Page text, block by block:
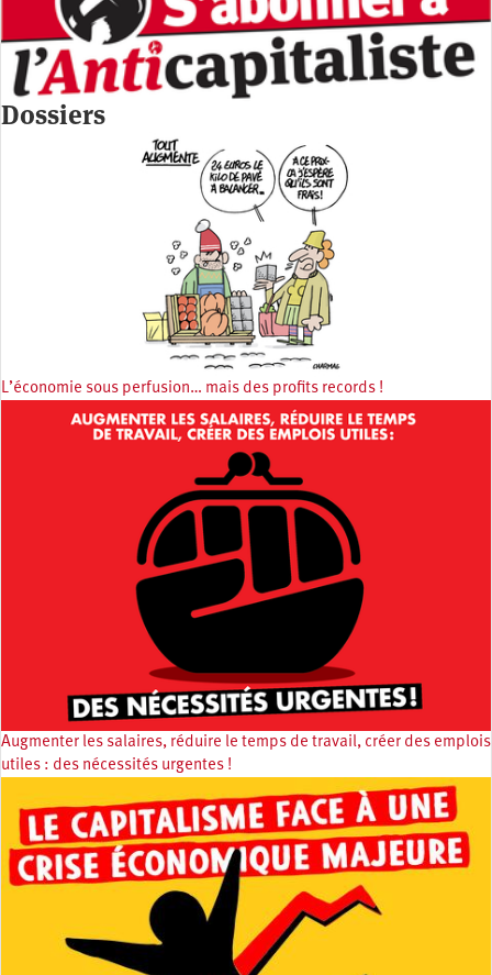
Dossiers
L’économie sous perfusion… mais des profits records !
Augmenter les salaires, réduire le temps de travail, créer des emplois
utiles : des nécessités urgentes !